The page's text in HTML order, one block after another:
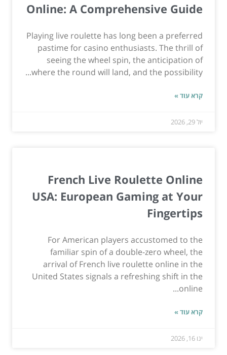
Online: A Comprehensive Guide
Playing live roulette has long been a preferred
pastime for casino enthusiasts. The thrill of
seeing the wheel spin, the anticipation of
where the round will land, and the possibility...
קרא עוד »
יול 29, 2026
French Live Roulette Online
USA: European Gaming at Your
Fingertips
For American players accustomed to the
familiar spin of a double-zero wheel, the
arrival of French live roulette online in the
United States signals a refreshing shift in the
online...
קרא עוד »
ינו 16, 2026